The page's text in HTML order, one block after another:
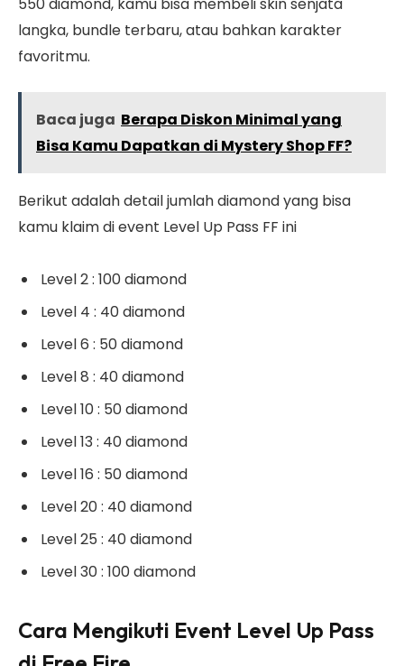
550 diamond, kamu bisa membeli skin senjata
langka, bundle terbaru, atau bahkan karakter
favoritmu.
Baca juga Berapa Diskon Minimal yang
Bisa Kamu Dapatkan di Mystery Shop FF?
Berikut adalah detail jumlah diamond yang bisa
kamu klaim di event Level Up Pass FF ini
Level 2 : 100 diamond
Level 4 : 40 diamond
Level 6 : 50 diamond
Level 8 : 40 diamond
Level 10 : 50 diamond
Level 13 : 40 diamond
Level 16 : 50 diamond
Level 20 : 40 diamond
Level 25 : 40 diamond
Level 30 : 100 diamond
Cara Mengikuti Event Level Up Pass